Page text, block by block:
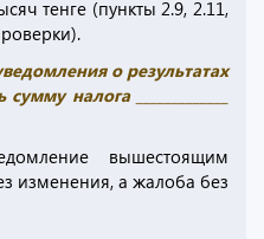
тысяч тенге (пункты 2.9, 2.11,
о результатах
налога _____________
вышестоящим
изменения, а жалоба без